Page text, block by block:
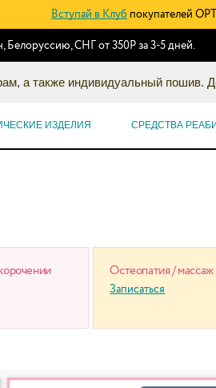
Вступай в Клуб покупателей
Белоруссию, СНГ от 350Р за 3-5 дней.
а также индивидуальный пошив.
ИЗДЕЛИЯ СРЕДСТВА
Остеопатия / массаж
Записаться